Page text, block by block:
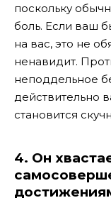
поскольку
боль. Если ваш
на вас, это не
ненавидит.
неподдельное
действительно
становится
4. Он